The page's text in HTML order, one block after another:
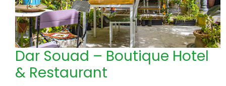
Dar Souad – Boutique Hotel
& Restaurant